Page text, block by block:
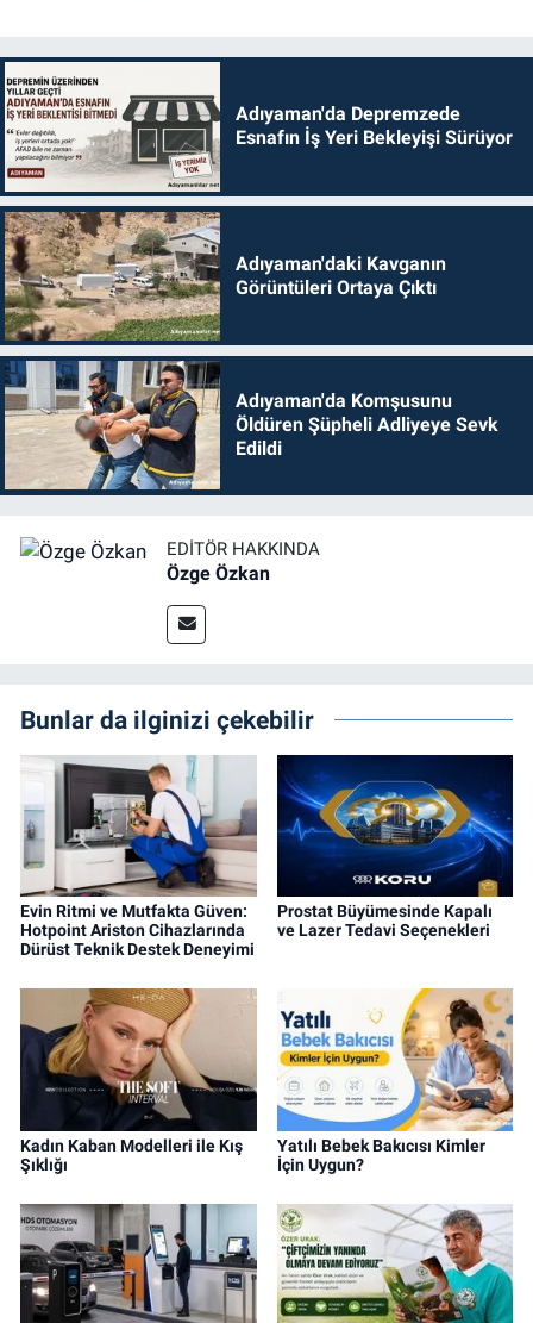
Adıyaman'da Depremzede
Esnafın İş Yeri Bekleyişi Sürüyor
Adıyaman'daki Kavganın
Görüntüleri Ortaya Çıktı
Adıyaman'da Komşusunu
Öldüren Şüpheli Adliyeye Sevk
Edildi
EDITÖR HAKKINDA
Özge Özkan
Bunlar da ilginizi çekebilir
Evin Ritmi ve Mutfakta Güven:
Hotpoint Ariston Cihazlarında
Dürüst Teknik Destek Deneyimi
Prostat Büyümesinde Kapalı
ve Lazer Tedavi Seçenekleri
Kadın Kaban Modelleri ile Kış
Şıklığı
Yatılı Bebek Bakıcısı Kimler
İçin Uygun?